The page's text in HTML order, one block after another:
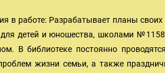
в работе: Разрабатывает планы
детей и юношества, школами
В библиотеке постоянно
жизни семьи, а также